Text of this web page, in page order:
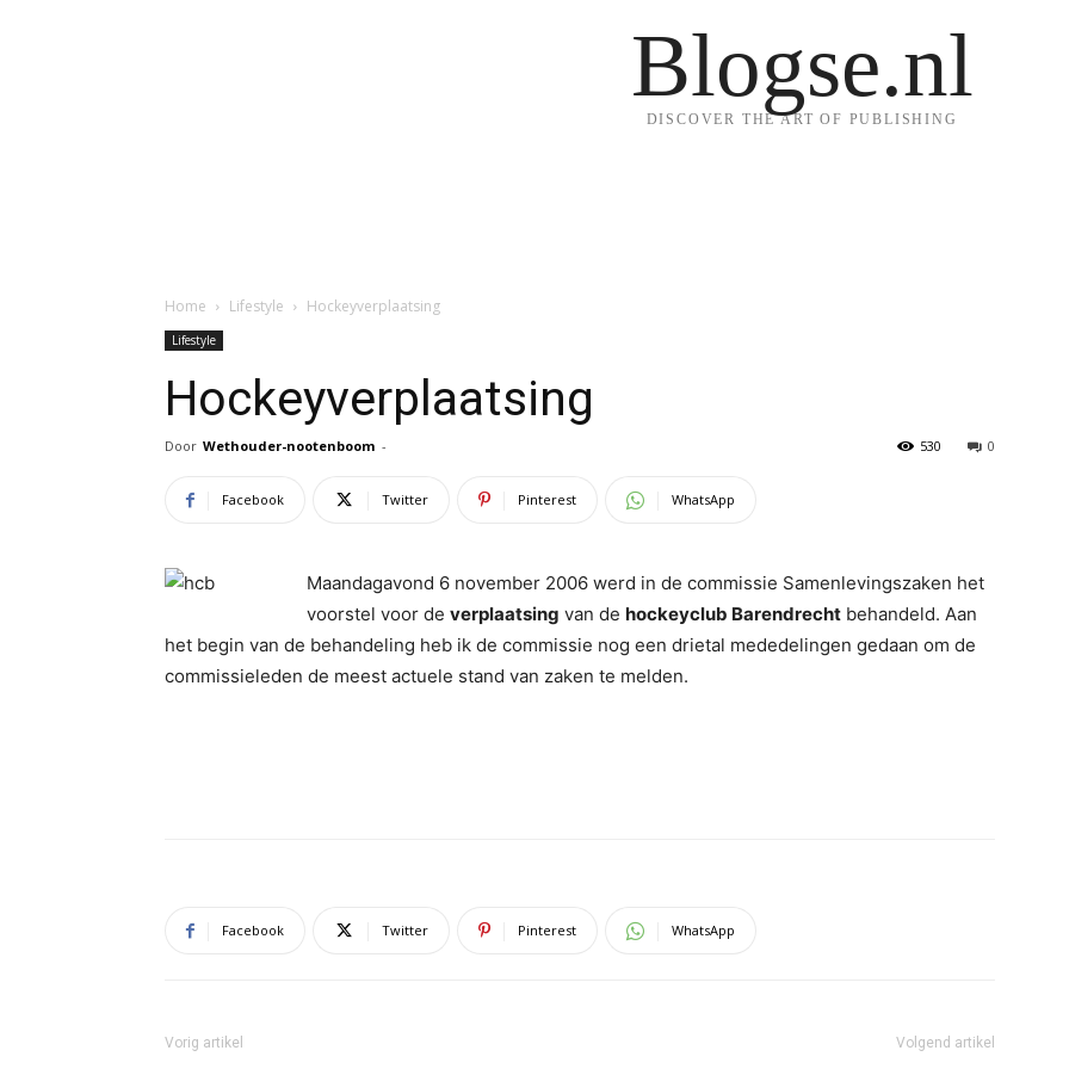
Blogse.nl
DISCOVER THE ART OF PUBLISHING
Home Lifestyle Hockeyverplaatsing
Lifestyle
Hockeyverplaatsing
Door Wethouder-nootenboom - 0
530
Facebook Twitter Pinterest WhatsApp
Maandagavond 6 november 2006 werd in de commissie Samenlevingszaken het
voorstel voor de verplaatsing van de hockeyclub Barendrecht behandeld. Aan
het begin van de behandeling heb ik de commissie nog een drietal mededelingen gedaan om de
commissieleden de meest actuele stand van zaken te melden.
Facebook Twitter Pinterest WhatsApp
Vorig artikel Volgend artikel